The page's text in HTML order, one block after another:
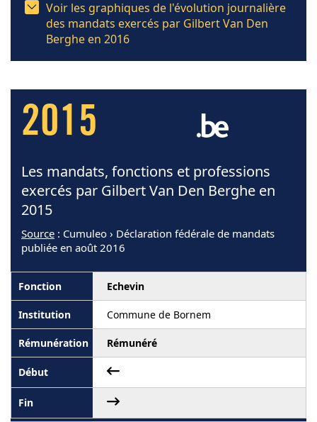
Voir les graphiques de l'évolution journalière
des mandats exercés par Gilbert Van Den
Berghe en 2016
2015
Les mandats, fonctions et professions
exercés par Gilbert Van Den Berghe en
2015
Source : Cumuleo › Déclaration fédérale de mandats
publiée en août 2016
Echevin
Commune de Bornem
Rémunéré